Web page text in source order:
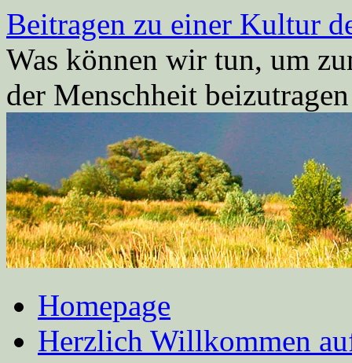
Zum
Inhalt
springen
Beitragen zu einer Kultur
Was können wir tun, um
der Menschheit
Homepage
Herzlich Willkommen